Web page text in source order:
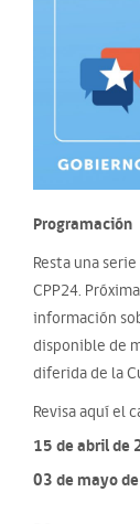
Programación
Resta una
CPP24.
información
disponible de
diferida de la
Revisa aquí el
15 de abril de
03 de mayo